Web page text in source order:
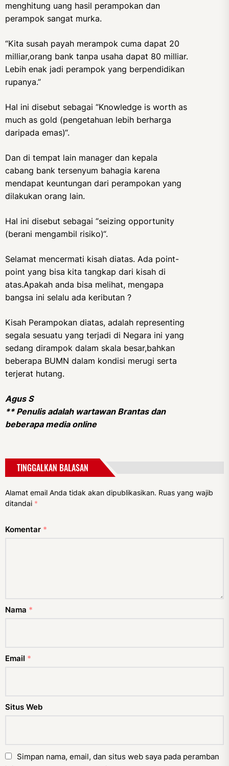
menghitung uang hasil perampokan dan
perampok sangat murka.
“Kita susah payah merampok cuma dapat 20
milliar,orang bank tanpa usaha dapat 80 milliar.
Lebih enak jadi perampok yang berpendidikan
rupanya.”
Hal ini disebut sebagai “Knowledge is worth as
much as gold (pengetahuan lebih berharga
daripada emas)“.
Dan di tempat lain manager dan kepala
cabang bank tersenyum bahagia karena
mendapat keuntungan dari perampokan yang
dilakukan orang lain.
Hal ini disebut sebagai “seizing opportunity
(berani mengambil risiko)“.
Selamat mencermati kisah diatas. Ada point-
point yang bisa kita tangkap dari kisah di
atas.Apakah anda bisa melihat, mengapa
bangsa ini selalu ada keributan ?
Kisah Perampokan diatas, adalah representing
segala sesuatu yang terjadi di Negara ini yang
sedang dirampok dalam skala besar,bahkan
beberapa BUMN dalam kondisi merugi serta
terjerat hutang.
Agus S
** Penulis adalah wartawan Brantas dan
beberapa media online
TINGGALKAN BALASAN
Alamat email Anda tidak akan dipublikasikan. Ruas yang wajib
ditandai *
Komentar *
Nama *
Email *
Situs Web
Simpan nama, email, dan situs web saya pada peramban